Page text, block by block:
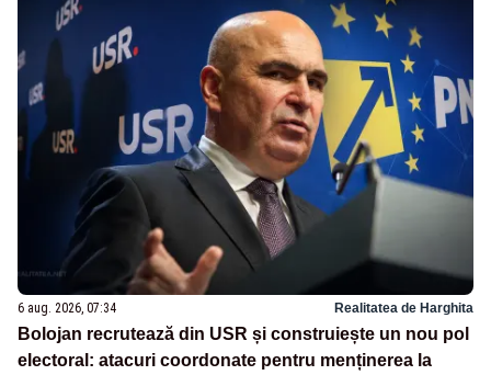
6 aug. 2026, 07:34 Realitatea de Harghita
Bolojan recrutează din USR și construiește un nou pol
electoral: atacuri coordonate pentru menținerea la